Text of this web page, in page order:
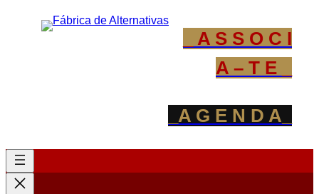
_ A S S O C I
A – T E _
_A G E N D A_